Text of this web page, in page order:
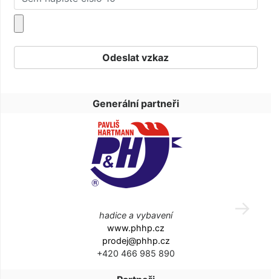
Generální partneři
hadice a vybavení
www.phhp.cz
prodej@phhp.cz
+420 466 985 890